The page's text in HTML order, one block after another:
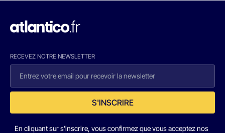
RECEVEZ NOTRE NEWSLETTER
S'INSCRIRE
En cliquant sur s'inscrire, vous confirmez que vous acceptez nos